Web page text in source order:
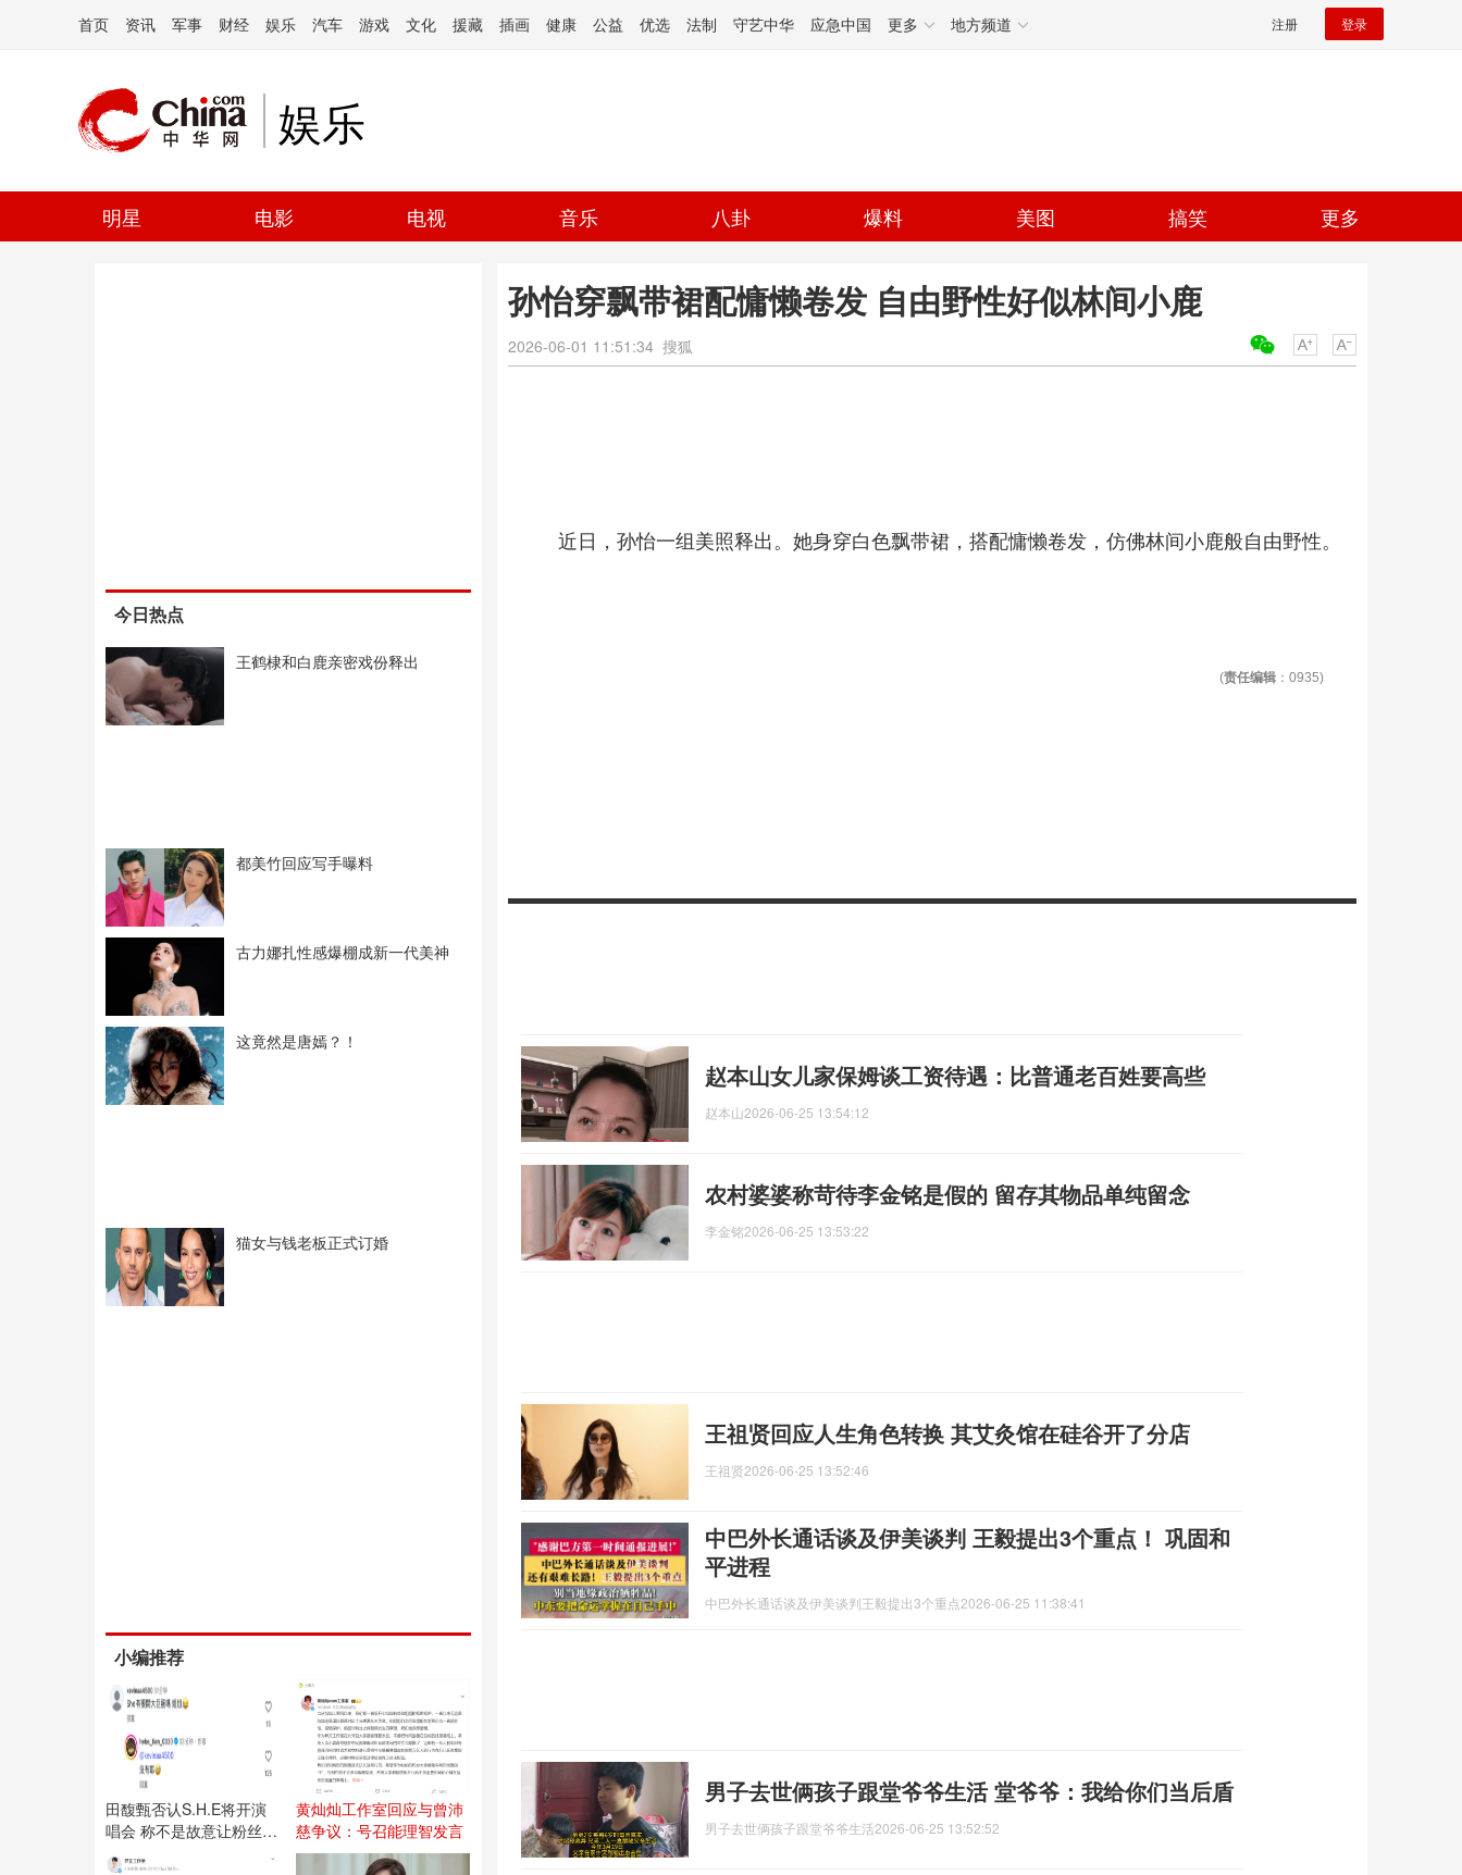
首页 资讯 军事 财经 娱乐 汽车 游戏 文化 援藏 插画 健康 公益 优选 法制 守艺中华 应急中国 更多 地方频道 注册 登录
娱乐
明星 电影 电视 音乐 八卦 爆料 美图 搞笑 更多
今日热点
王鹤棣和白鹿亲密戏份释出
都美竹回应写手曝料
古力娜扎性感爆棚成新一代美神
这竟然是唐嫣？！
猫女与钱老板正式订婚
小编推荐
田馥甄否认S.H.E将开演
唱会 称不是故意让粉丝失
望
黄灿灿工作室回应与曾沛
慈争议：号召能理智发言
孙怡穿飘带裙配慵懒卷发 自由野性好似林间小鹿
2026-06-01 11:51:34 搜狐
近日，孙怡一组美照释出。她身穿白色飘带裙，搭配慵懒卷发，仿佛林间小鹿般自由野性。
(责任编辑 ：0935)
赵本山女儿家保姆谈工资待遇：比普通老百姓要高些
赵本山2026-06-25 13:54:12
农村婆婆称苛待李金铭是假的 留存其物品单纯留念
李金铭2026-06-25 13:53:22
王祖贤回应人生角色转换 其艾灸馆在硅谷开了分店
王祖贤2026-06-25 13:52:46
中巴外长通话谈及伊美谈判 王毅提出3个重点！ 巩固和
平进程
中巴外长通话谈及伊美谈判王毅提出3个重点2026-06-25 11:38:41
男子去世俩孩子跟堂爷爷生活 堂爷爷：我给你们当后盾
男子去世俩孩子跟堂爷爷生活2026-06-25 13:52:52